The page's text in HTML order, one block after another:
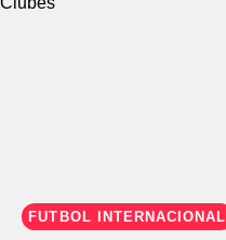
FÚTBOL INTERNACIONAL